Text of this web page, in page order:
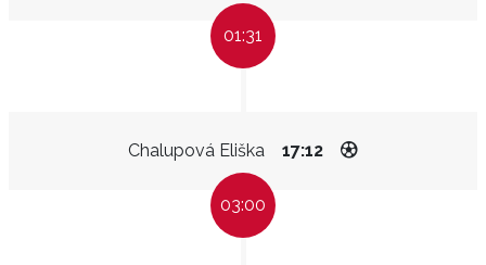
01:31
Chalupová Eliška 17:12
03:00